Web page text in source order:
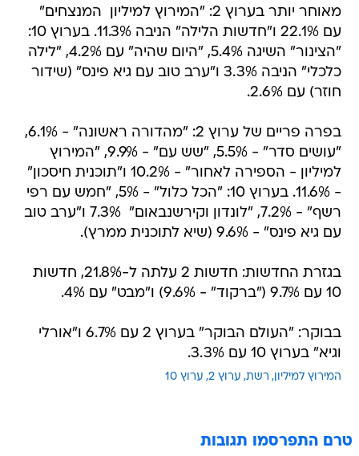
מאוחר יותר בערוץ 2: "המירוץ למיליון  המנצחים"
עם 22.1% ו"חדשות הלילה" הניבה 11.3%. בערוץ 10:
"הצינור" השיגה 5.4%, "היום שהיה" עם 4.2%, "לילה
כלכלי" הניבה 3.3% ו"ערב טוב עם גיא פינס" (שידור
חוזר) עם 2.6%.
בפרה פריים של ערוץ 2: "מהדורה ראשונה" - 6.1%,
"עושים סדר" - 5.5%, "שש עם" - 9.9%, "המירוץ
למיליון - הספירה לאחור" - 10.2% ו"תוכנית חיסכון"
- 11.6%. בערוץ 10: "הכל כלול" - 5%, "חמש עם רפי
רשף" - 7.2%, "לונדון וקירשנבאום"  7.3% ו"ערב טוב
עם גיא פינס" - 9.6% (שיא לתוכנית ממרץ).
בגזרת החדשות: חדשות 2 עלתה ל-21.8%, חדשות
10 עם 9.7% ("ברקוד" - 9.6%) ו"מבט" עם 4%.
בבוקר: "העולם הבוקר" בערוץ 2 עם 6.7% ו"אורלי
וגיא" בערוץ 10 עם 3.3%.
המירוץ למיליון רשת ערוץ 2 ערוץ 10
טרם התפרסמו תגובות